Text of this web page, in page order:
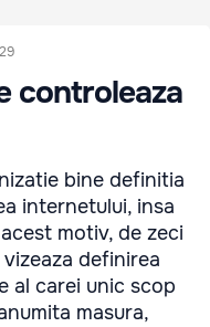
controleaza
bine definitia
internetului, insa
motiv, de zeci
definirea
al carei unic scop
masura,